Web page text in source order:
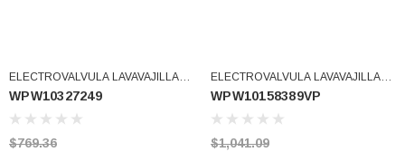
ELECTROVALVULA LAVAVAJILLAS
WPW10327249VP W10316814
(WPW10327249)
WPW10327249
$769.36
ELECTROVALVULA LAVAVAJILLAS
W10158389 (WPW10158389VP)
WPW10158389VP
$1,041.09